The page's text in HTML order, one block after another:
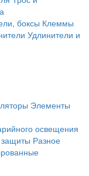
боксы Клеммы
Удлинители и
Элементы
освещения
защиты Разное